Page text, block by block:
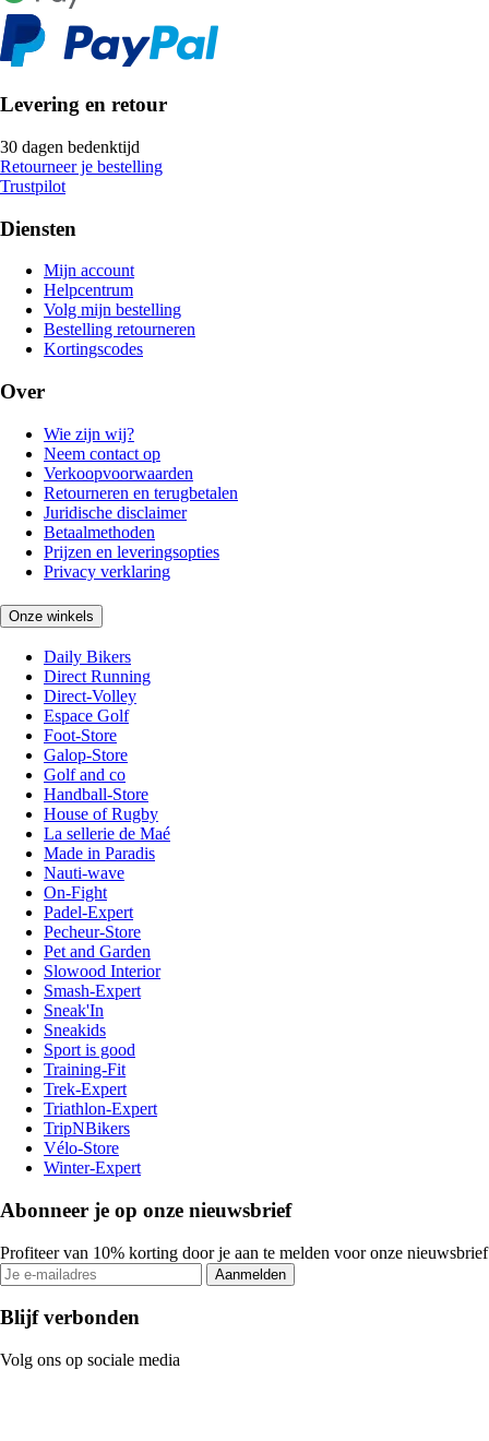
Levering en retour
30 dagen bedenktijd
Retourneer je bestelling
Trustpilot
Diensten
Mijn account
Helpcentrum
Volg mijn bestelling
Bestelling retourneren
Kortingscodes
Over
Wie zijn wij?
Neem contact op
Verkoopvoorwaarden
Retourneren en terugbetalen
Juridische disclaimer
Betaalmethoden
Prijzen en leveringsopties
Privacy verklaring
Onze winkels
Daily Bikers
Direct Running
Direct-Volley
Espace Golf
Foot-Store
Galop-Store
Golf and co
Handball-Store
House of Rugby
La sellerie de Maé
Made in Paradis
Nauti-wave
On-Fight
Padel-Expert
Pecheur-Store
Pet and Garden
Slowood Interior
Smash-Expert
Sneak'In
Sneakids
Sport is good
Training-Fit
Trek-Expert
Triathlon-Expert
TripNBikers
Vélo-Store
Winter-Expert
Abonneer je op onze nieuwsbrief
Profiteer van 10% korting door je aan te melden voor onze nieuwsbrief
Aanmelden
Blijf verbonden
Volg ons op sociale media